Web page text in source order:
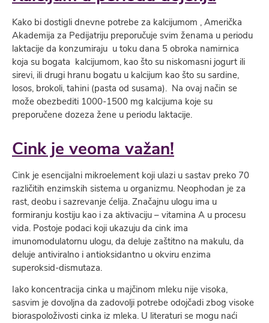
Kako bi dostigli dnevne potrebe za kalcijumom , Američka
Akademija za Pedijatriju preporučuje svim ženama u periodu
laktacije da konzumiraju u toku dana 5 obroka namirnica
koja su bogata kalcijumom, kao što su niskomasni jogurt ili
sirevi, ili drugi hranu bogatu u kalcijum kao što su sardine,
losos, brokoli, tahini (pasta od susama). Na ovaj način se
može obezbediti 1000-1500 mg kalcijuma koje su
preporučene dozeza žene u periodu laktacije.
Cink je veoma važan!
Cink je esencijalni mikroelement koji ulazi u sastav preko 70
različitih enzimskih sistema u organizmu. Neophodan je za
rast, deobu i sazrevanje ćelija. Značajnu ulogu ima u
formiranju kostiju kao i za aktivaciju – vitamina A u procesu
vida. Postoje podaci koji ukazuju da cink ima
imunomodulatornu ulogu, da deluje zaštitno na makulu, da
deluje antiviralno i antioksidantno u okviru enzima
superoksid-dismutaza.
Iako koncentracija cinka u majčinom mleku nije visoka,
sasvim je dovoljna da zadovolji potrebe odojčadi zbog visoke
bioraspoloživosti cinka iz mleka. U literaturi se mogu naći